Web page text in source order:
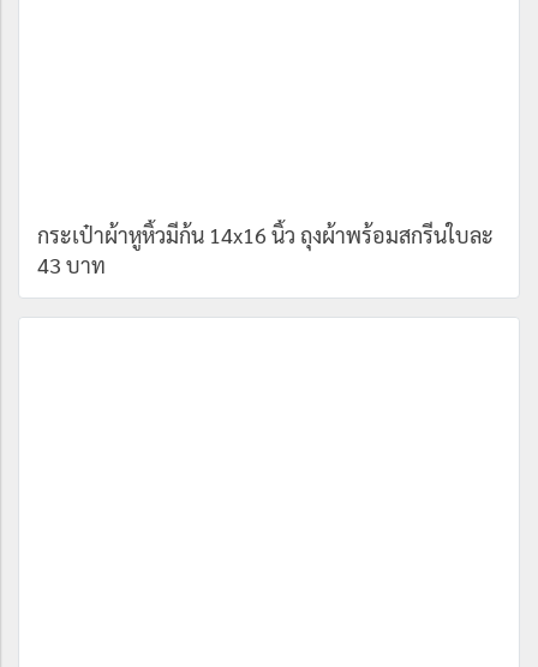
กระเป๋าผ้าหูหิ้วมีก้น 14x16 นิ้ว ถุงผ้าพร้อมสกรีนใบละ
43 บาท